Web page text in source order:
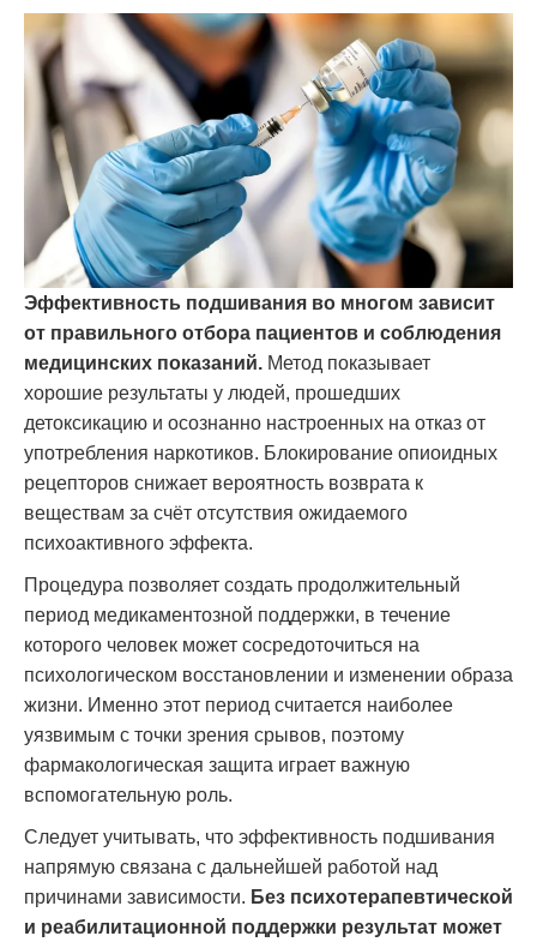
Эффективность подшивания во многом зависит
от правильного отбора пациентов и соблюдения
медицинских показаний. Метод показывает
хорошие результаты у людей, прошедших
детоксикацию и осознанно настроенных на отказ от
употребления наркотиков. Блокирование опиоидных
рецепторов снижает вероятность возврата к
веществам за счёт отсутствия ожидаемого
психоактивного эффекта.
Процедура позволяет создать продолжительный
период медикаментозной поддержки, в течение
которого человек может сосредоточиться на
психологическом восстановлении и изменении образа
жизни. Именно этот период считается наиболее
уязвимым с точки зрения срывов, поэтому
фармакологическая защита играет важную
вспомогательную роль.
Следует учитывать, что эффективность подшивания
напрямую связана с дальнейшей работой над
причинами зависимости. Без психотерапевтической
и реабилитационной поддержки результат может